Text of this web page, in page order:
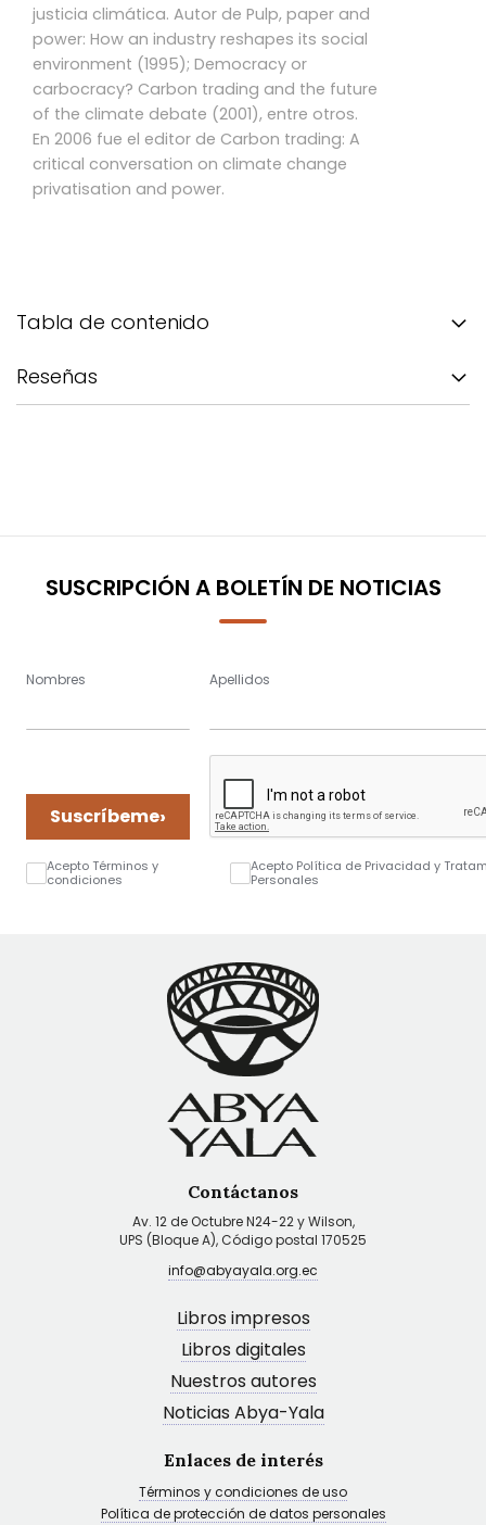
justicia climática. Autor de Pulp, paper and
power: How an industry reshapes its social
environment (1995); Democracy or
carbocracy? Carbon trading and the future
of the climate debate (2001), entre otros.
En 2006 fue el editor de Carbon trading: A
critical conversation on climate change
privatisation and power.
Tabla de contenido
Reseñas
SUSCRIPCIÓN A BOLETÍN DE NOTICIAS
Nombres Apellidos
Suscríbeme›
Acepto Términos y
condiciones
Acepto Política de Privacidad y
Personales
Contáctanos
Av. 12 de Octubre N24-22 y Wilson,
UPS (Bloque A), Código postal 170525
info@abyayala.org.ec
Libros impresos
Libros digitales
Nuestros autores
Noticias Abya-Yala
Enlaces de interés
Términos y condiciones de uso
Política de protección de datos personales